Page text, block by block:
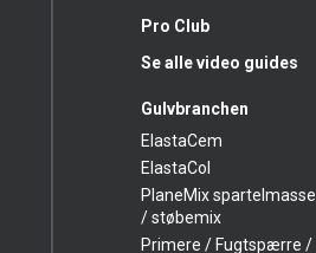
Pro Club
Se alle video guides
Gulvbranchen
ElastaCem
ElastaCol
PlaneMix spartelmasse
/ støbemix
Primere / Fugtspærre /